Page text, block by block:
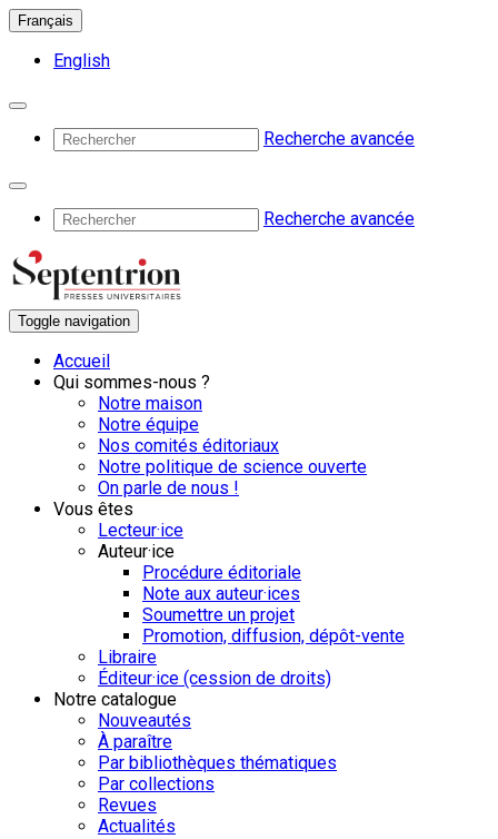
Français
English
Recherche avancée
Recherche avancée
Toggle navigation
Accueil
Qui sommes-nous ?
Notre maison
Notre équipe
Nos comités éditoriaux
Notre politique de science ouverte
On parle de nous !
Vous êtes
Lecteur·ice
Auteur·ice
Procédure éditoriale
Note aux auteur·ices
Soumettre un projet
Promotion, diffusion, dépôt-vente
Libraire
Éditeur·ice (cession de droits)
Notre catalogue
Nouveautés
À paraître
Par bibliothèques thématiques
Par collections
Revues
Actualités